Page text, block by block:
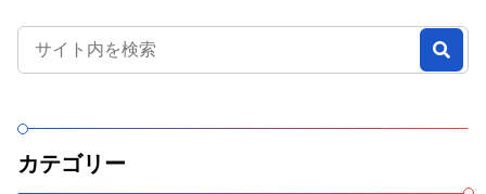
カテゴリー